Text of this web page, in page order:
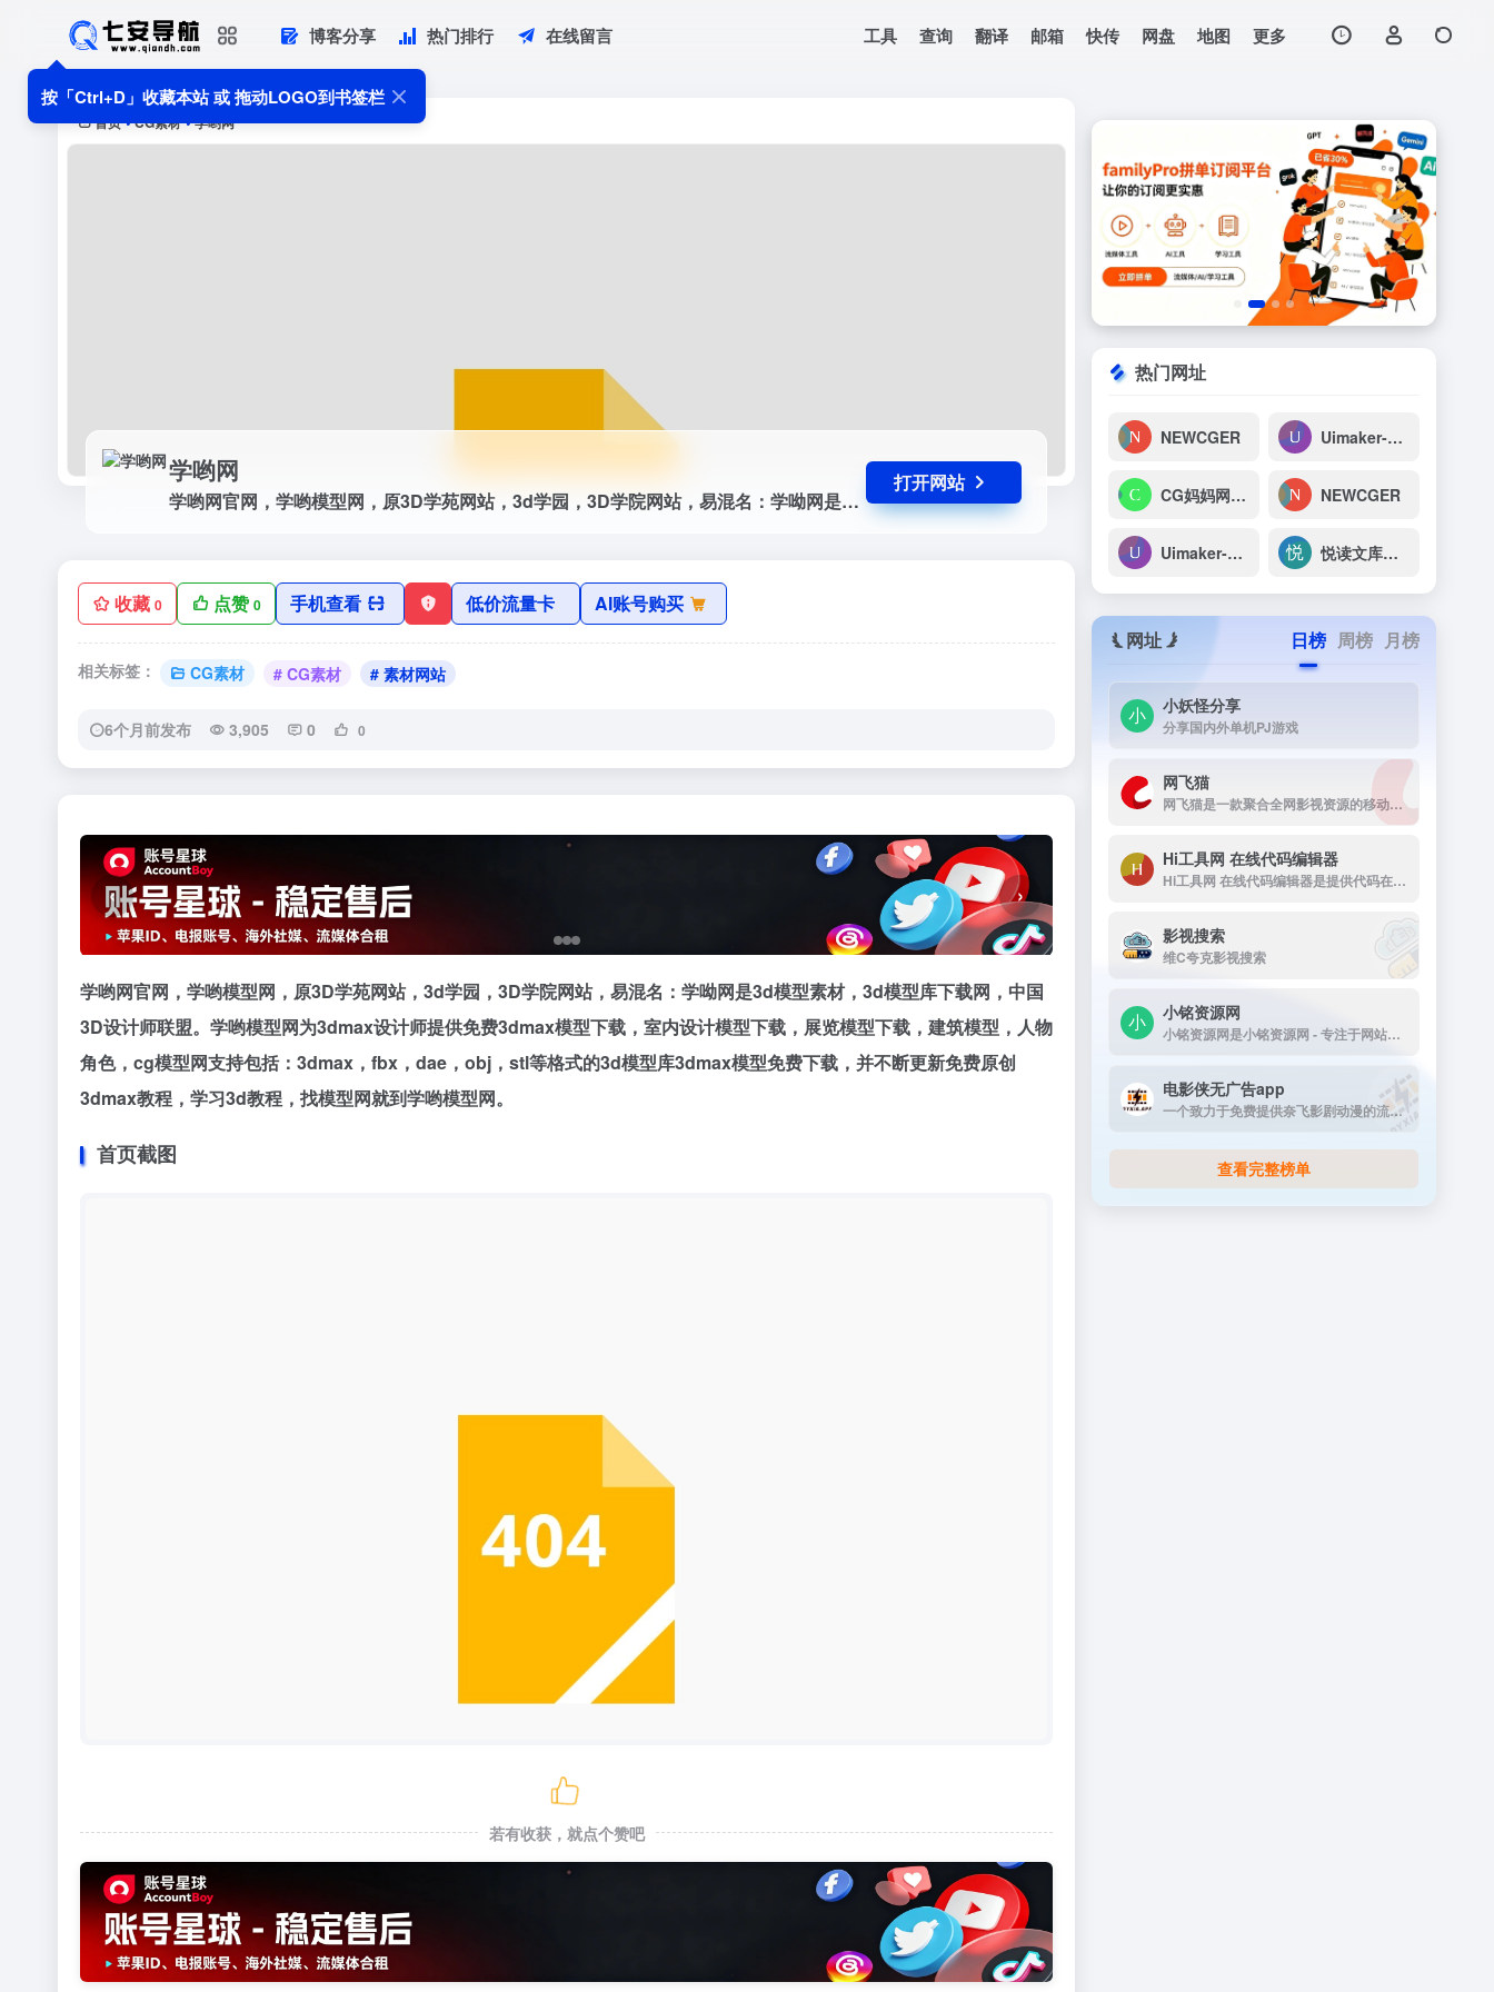
按「Ctrl+D」收藏本站 或 拖动LOGO到书签栏
博客分享 热门排行 在线留言 工具 查询 翻译 邮箱 快传 网盘 地图 更多
首页 • CG素材 • 学哟网
学哟网
学哟网官网，学哟模型网，原3D学苑网站，3d学园，3D学院网站，易混名：学呦网是3d模型素材，3d模型库下载网，中国3D设计师联盟。学哟模型网为3dmax设计师提供免费3dmax模型下载，室内设计模型下载，展览模型下载，建筑模型，人物角色，cg模型网支持包括：3dmax，fbx，dae，obj，stl等格式的3d模型库3dmax模型免费下...
打开网站
收藏 0 点赞0 手机查看 低价流量卡 AI账号购买
相关标签： CG素材 # CG素材 # 素材网站
6个月前发布 3,905 0 0
学哟网
学哟网官网，学哟模型网，原3D学苑网站，3d学园，3D学院网站，易混名：学呦网是3d模型素材，3d模型库下载网，中国3D设计师联
盟。学哟模型网为3dmax设计师...
‹ ›
学哟网官网，学哟模型网，原3D学苑网站，3d学园，3D学院网站，易混名：学呦网是3d模型素材，3d模型库下载网，中国
3D设计师联盟。学哟模型网为3dmax设计师提供免费3dmax模型下载，室内设计模型下载，展览模型下载，建筑模型，人物
角色，cg模型网支持包括：3dmax，fbx，dae，obj，stl等格式的3d模型库3dmax模型免费下载，并不断更新免费原创
3dmax教程，学习3d教程，找模型网就到学哟模型网。
首页截图
若有收获，就点个赞吧
热门网址
NEWCGER Uimaker-专注于UI设计
CG妈妈网-高清实拍视频_轻轻一搜，素材到手 NEWCGER
Uimaker-专注于UI设计 悦读文库系统
网址 日榜 周榜 月榜
小妖怪分享
分享国内外单机PJ游戏
网飞猫
网飞猫是一款聚合全网影视资源的移动端播放应用，主打免费、高画...
Hi工具网 在线代码编辑器
Hi工具网 在线代码编辑器是提供代码在线运行工具
影视搜索
维C夸克影视搜索
小铭资源网
小铭资源网是小铭资源网 - 专注于网站源码...
电影侠无广告app
一个致力于免费提供奈飞影剧动漫的流媒体播放平台
查看完整榜单